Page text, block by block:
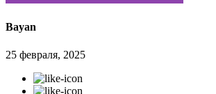
Bayan
25 февраля, 2025